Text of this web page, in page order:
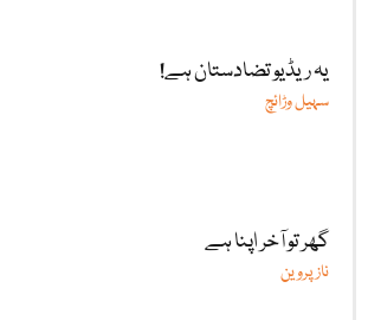
یہ ریڈیو تضادستان ہے!
سہیل وڑائچ
گھر تو آخر اپنا ہے
ناز پروین